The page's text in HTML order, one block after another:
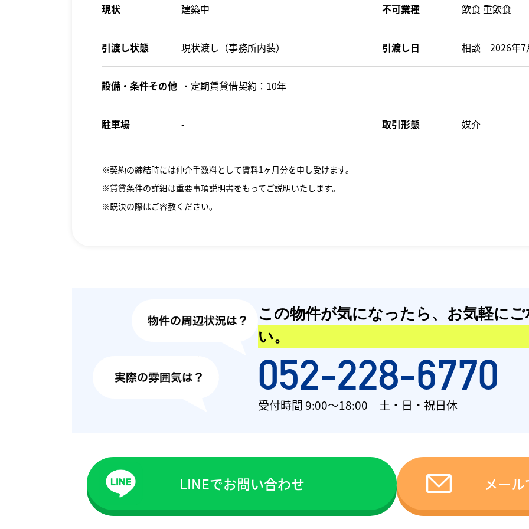
現状 建築中 不可業種 飲食 重飲食
引渡し状態 現状渡し（事務所内装） 引渡し日 相談 2026年7
設備・条件その他 ・定期賃貸借契約：10年
駐車場 - 取引形態 媒介
※契約の締結時には仲介手数料として賃料1ヶ月分を申し受けます。
※賃貸条件の詳細は重要事項説明書をもってご説明いたします。
※既決の際はご容赦ください。
この物件が気になったら、 お気軽にご
い。
052-228-6770
受付時間 9:00〜18:00 土・日・祝日休
LINEでお問い合わせ メー